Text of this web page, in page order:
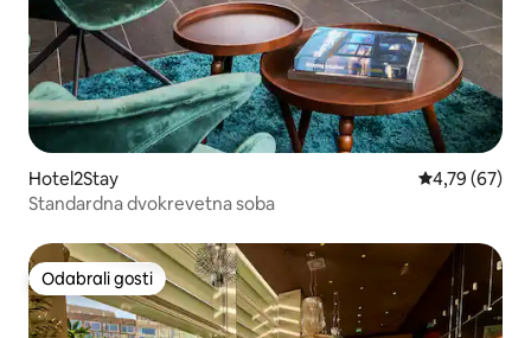
Hotel2Stay Prosječna
4,79 (67)
Standardna dvokrevetna soba
Odabrali gosti
Odabrali gosti